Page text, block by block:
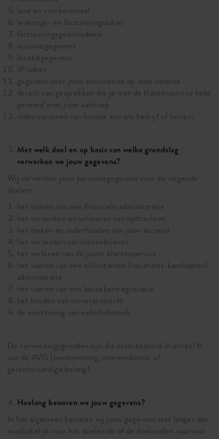
land en voorkeurstaal
leverings- en factureringsadres
factureringsgeschiedenis
accountgegevens
locatiegegevens
IP-adres
gegevens over jouw activiteiten op onze website
details van gesprekken die je met de klantenservice hebt
gevoerd over jouw aankoop
video opnamen van bezoek aan ons bedrijf of terrein
Met welk doel en op basis van welke grondslag
verwerken we jouw gegevens?
Wij verwerken jouw persoonsgegevens voor de volgende
doelen:
het voeren van een financiële administratie
het verwerken en uitvoeren van opdrachten
het maken en onderhouden van jouw account
het verzenden van nieuwsbrieven
het verlenen van de juiste klantenservice
het voeren van een sollicitanten (vacatures-kandidaten)
administratie
het voeren van een bezoekersregistratie
het houden van cameratoezicht
de monitoring van websitebezoek
De verwerkingsgronden zijn die zoals bedoeld in artikel 6
van de AVG (toestemming, overeenkomst of
gerechtvaardigd belang).
Hoelang bewaren we jouw gegevens?
In het algemeen bewaren wij jouw gegevens niet langer dan
noodzakelijk voor het doeleinde of de doeleinden waarvoor